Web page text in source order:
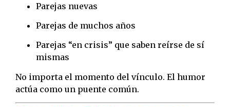
Parejas nuevas
Parejas de muchos años
Parejas “en crisis” que saben reírse de sí
mismas
No importa el momento del vínculo. El humor
actúa como un puente común.